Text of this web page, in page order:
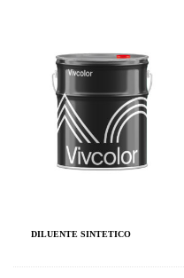
DILUENTE SINTETICO